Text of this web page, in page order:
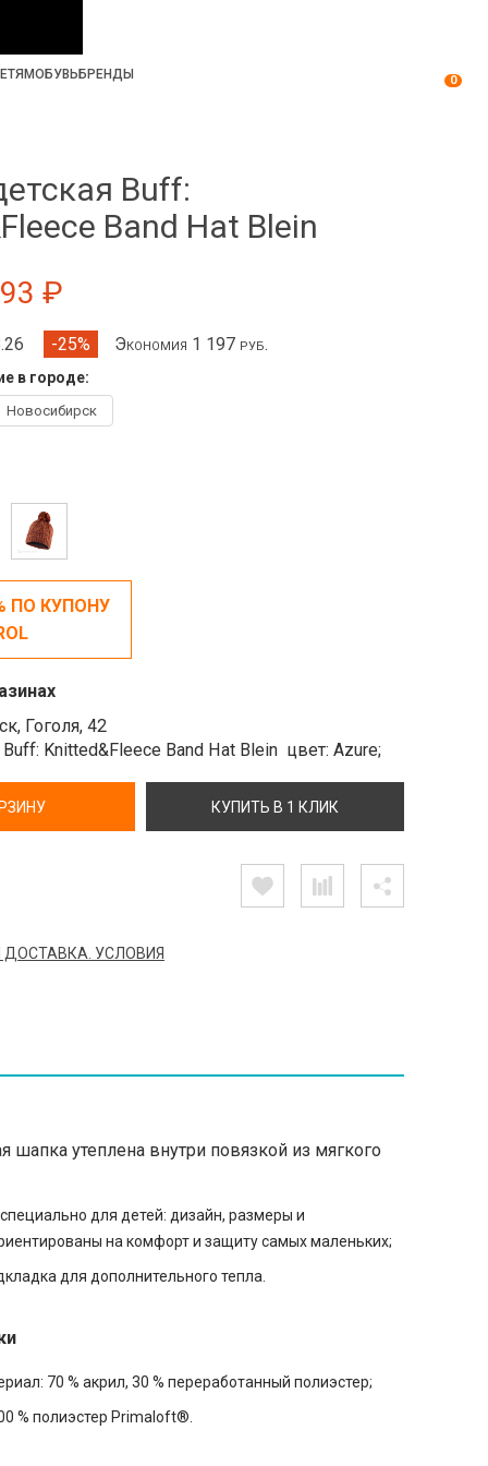
ОБУВЬ БРЕНДЫ 0
Buff:
Band Hat Blein
₽
-25% Экономия 1 197 руб.
в городе:
Новосибирск
ПО КУПОНУ
Гоголя, 42
Knitted&Fleece Band Hat Blein цвет: Azure;
КУПИТЬ В 1 КЛИК
ДОСТАВКА. УСЛОВИЯ
шапка утеплена внутри повязкой из мягкого
для детей: дизайн, размеры и
на комфорт и защиту самых маленьких;
для дополнительного тепла.
70 % акрил, 30 % переработанный полиэстер;
% полиэстер Primaloft®.